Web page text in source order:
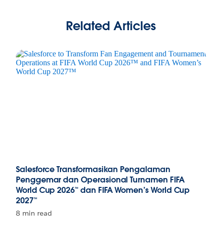
Related Articles
Salesforce Transformasikan Pengalaman
Penggemar dan Operasional Turnamen FIFA
World Cup 2026™ dan FIFA Women’s World Cup
2027™
8 min read